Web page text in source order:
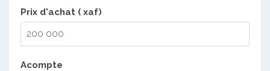
Prix d'achat ( xaf)
Acompte